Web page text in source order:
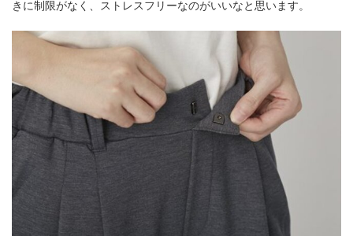
きに制限がなく、ストレスフリーなのがいいなと思います。